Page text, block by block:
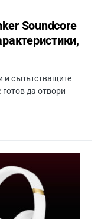
Soundcore
и съпътстващите
готов да отвори